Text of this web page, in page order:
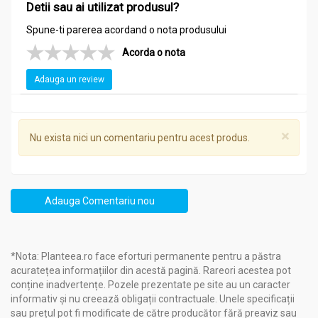
Detii sau ai utilizat produsul?
Spune-ti parerea acordand o nota produsului
Acorda o nota
Adauga un review
×
Nu exista nici un comentariu pentru acest produs.
Adauga Comentariu nou
*Nota: Planteea.ro face eforturi permanente pentru a păstra
acuratețea informațiilor din acestă pagină. Rareori acestea pot
conține inadvertențe. Pozele prezentate pe site au un caracter
informativ și nu creează obligații contractuale. Unele specificații
sau prețul pot fi modificate de către producător fără preaviz sau